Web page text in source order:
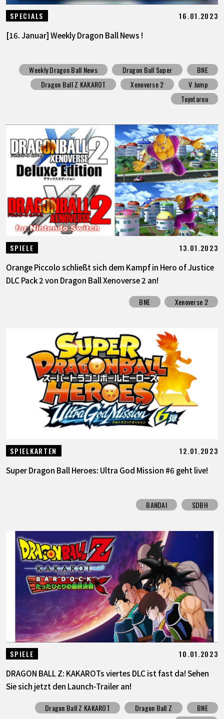
SPECIALS 16.01.2023
[16. Januar] Weekly Dragon Ball News !
Weekly Dragon Ball News Dragon Ball Super
BNE
Dragon Ball Z KAKAROT
Xenoverse 2
V Jump
Toyotarou
SPIELE 13.01.2023
Orange Piccolo schließt sich dem Kampf in Hero of Justice
DLC Pack 2 von Dragon Ball Xenoverse 2 an!
BNE Xenoverse 2
SPIELKARTEN 12.01.2023
Super Dragon Ball Heroes: Ultra God Mission #6 geht live!
BANDAI SDBH
SPIELE 10.01.2023
DRAGON BALL Z: KAKAROTs viertes DLC ist fast da! Sehen
Sie sich jetzt den Launch-Trailer an!
Dragon Ball Z KAKAROT Dragon Ball Z
BNE